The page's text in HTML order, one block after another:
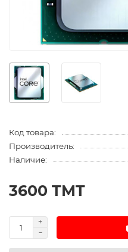
Код товара:
Производитель:
Наличие:
3600 TMT